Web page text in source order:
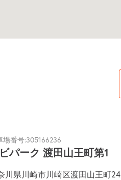
場番号:305166236
パーク 渡田山王町第1
川県川崎市川崎区渡田山王町24